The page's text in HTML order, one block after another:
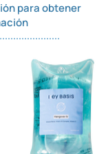
para obtener